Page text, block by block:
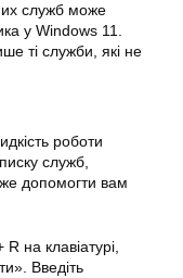
служб може
у Windows 11.
ті служби, які не
роботи
служб,
допомогти вам
на клавіатурі,
Введіть